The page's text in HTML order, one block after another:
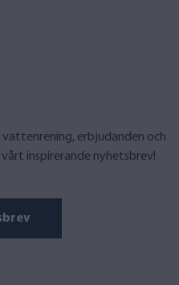
erbjudanden och
inspirerande nyhetsbrev!